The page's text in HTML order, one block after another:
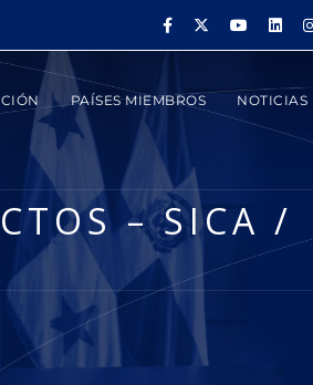
PAÍSES MIEMBROS NOTICIAS
– SICA /